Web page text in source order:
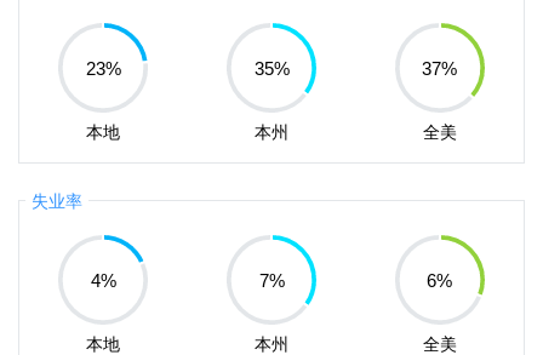
23%
本地
35%
本州
37%
全美
失业率
4%
本地
7%
本州
6%
全美